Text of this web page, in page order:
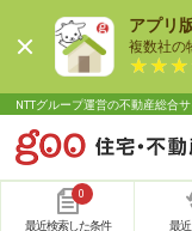
アプリ
複数社の
NTTグループ運営の不動産総合
0
最近検索した条件 最